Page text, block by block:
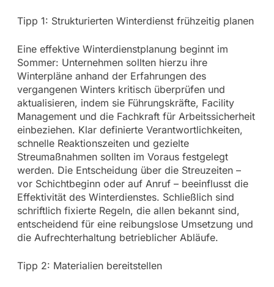
Tipp 1: Strukturierten Winterdienst frühzeitig planen
Eine effektive Winterdienstplanung beginnt im
Sommer: Unternehmen sollten hierzu ihre
Winterpläne anhand der Erfahrungen des
vergangenen Winters kritisch überprüfen und
aktualisieren, indem sie Führungskräfte, Facility
Management und die Fachkraft für Arbeitssicherheit
einbeziehen. Klar definierte Verantwortlichkeiten,
schnelle Reaktionszeiten und gezielte
Streumaßnahmen sollten im Voraus festgelegt
werden. Die Entscheidung über die Streuzeiten –
vor Schichtbeginn oder auf Anruf – beeinflusst die
Effektivität des Winterdienstes. Schließlich sind
schriftlich fixierte Regeln, die allen bekannt sind,
entscheidend für eine reibungslose Umsetzung und
die Aufrechterhaltung betrieblicher Abläufe.
Tipp 2: Materialien bereitstellen